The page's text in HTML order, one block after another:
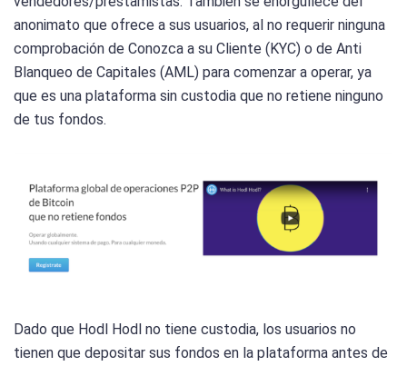
anonimato que ofrece a sus usuarios, al no requerir ninguna
comprobación de Conozca a su Cliente (KYC) o de Anti
Blanqueo de Capitales (AML) para comenzar a operar, ya
que es una plataforma sin custodia que no retiene ninguno
de tus fondos.
Dado que Hodl Hodl no tiene custodia, los usuarios no
tienen que depositar sus fondos en la plataforma antes de